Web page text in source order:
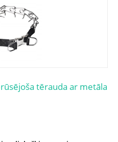
tērauda ar metāla